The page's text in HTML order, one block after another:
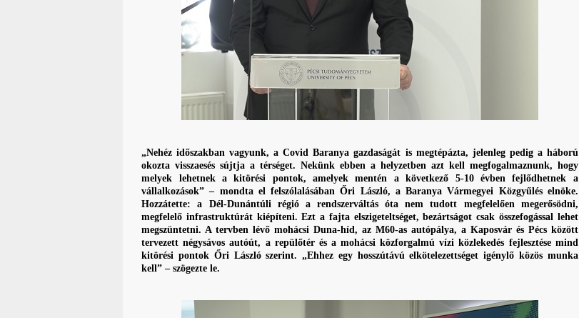
„Nehéz időszakban vagyunk, a Covid Baranya gazdaságát is megtépázta, jelenleg pedig a háború
okozta visszaesés sújtja a térséget. Nekünk ebben a helyzetben azt kell megfogalmaznunk, hogy
melyek lehetnek a kitörési pontok, amelyek mentén a következő 5-10 évben fejlődhetnek a
vállalkozások” – mondta el felszólalásában Őri László, a Baranya Vármegyei Közgyűlés elnöke.
Hozzátette: a Dél-Dunántúli régió a rendszerváltás óta nem tudott megfelelően megerősödni,
megfelelő infrastruktúrát kiépíteni. Ezt a fajta elszigeteltséget, bezártságot csak összefogással lehet
megszüntetni. A tervben lévő mohácsi Duna-híd, az M60-as autópálya, a Kaposvár és Pécs között
tervezett négysávos autóút, a repülőtér és a mohácsi közforgalmú vízi közlekedés fejlesztése mind
kitörési pontok Őri László szerint. „Ehhez egy hosszútávú elkötelezettséget igénylő közös munka
kell” – szögezte le.